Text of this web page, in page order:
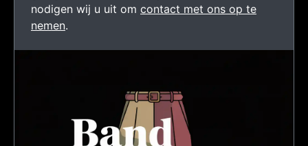
nodigen wij u uit om contact met ons op te
nemen.